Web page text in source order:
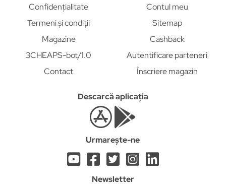
Confidențialitate
Termeni și condiții
Magazine
3CHEAPS-bot/1.0
Contact
Contul meu
Sitemap
Cashback
Autentificare parteneri
Înscriere magazin
Descarcă aplicația
Urmarește-ne
Newsletter